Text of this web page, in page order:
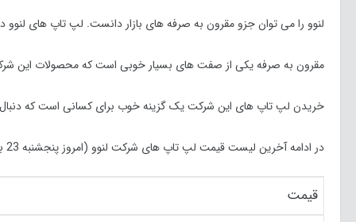
لنوو را می توان جزو مقرون به صرفه های بازار دانست. لپ تاپ های لنوو
مقرون به صرفه یکی از صفت های بسیار خوبی است که محصولات این
خریدن لپ تاپ های این شرکت یک گزینه خوب برای کسانی است که
در ادامه آخرین لیست قیمت لپ تاپ های شرکت لنوو (امروز پنجشنبه 23 بهمن ماه 99) در بازار را مشاهده می کنید:
قیمت